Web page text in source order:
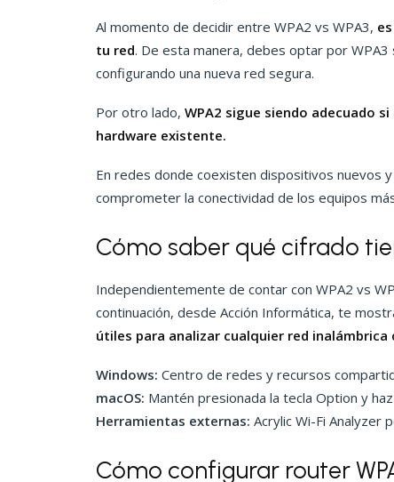
Al momento de decidir entre WPA2 vs WPA3,
tu red. De esta manera, debes optar por
configurando una nueva red segura.
Por otro lado, WPA2 sigue siendo adecuado
hardware existente.
En redes donde coexisten dispositivos nuevos
comprometer la conectividad de los equipos
Cómo saber qué cifrado
Independientemente de contar con WPA2 vs
continuación, desde Acción Informática, te
útiles para analizar cualquier red inalámbrica
Windows: Centro de redes y recursos
macOS: Mantén presionada la tecla Option y
Herramientas externas: Acrylic Wi-Fi Analyzer
Cómo configurar router